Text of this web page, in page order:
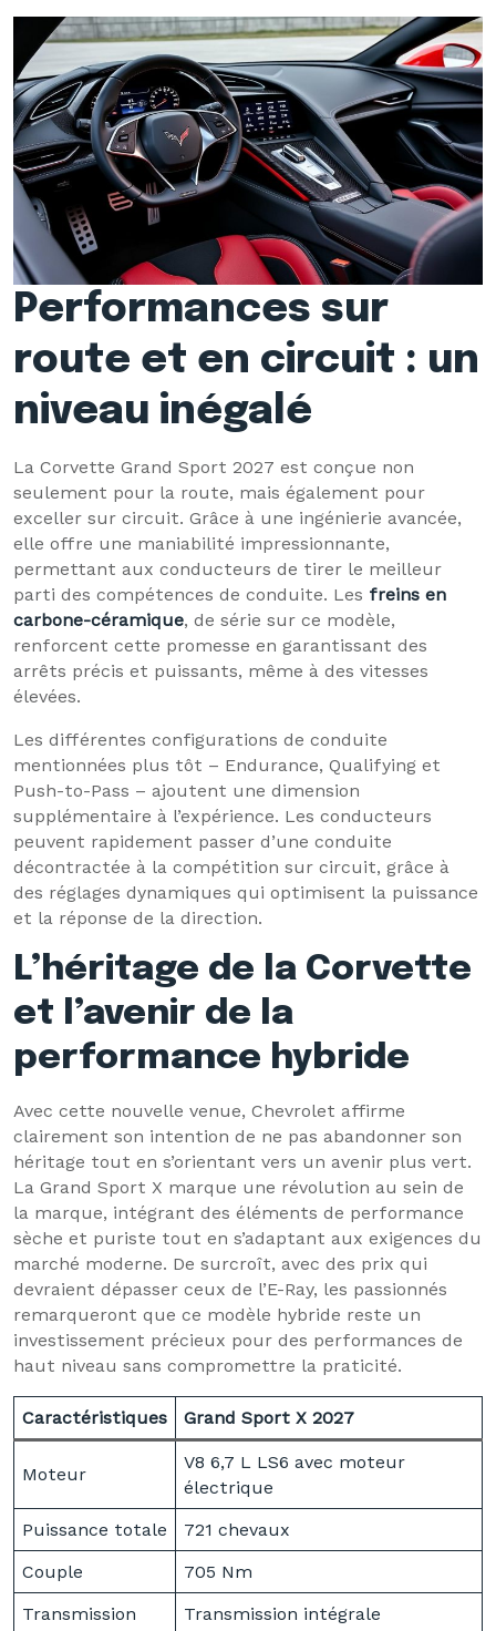
Performances sur
route et en circuit : un
niveau inégalé
La Corvette Grand Sport 2027 est conçue non
seulement pour la route, mais également pour
exceller sur circuit. Grâce à une ingénierie avancée,
elle offre une maniabilité impressionnante,
permettant aux conducteurs de tirer le meilleur
parti des compétences de conduite. Les freins en
carbone-céramique, de série sur ce modèle,
renforcent cette promesse en garantissant des
arrêts précis et puissants, même à des vitesses
élevées.
Les différentes configurations de conduite
mentionnées plus tôt – Endurance, Qualifying et
Push-to-Pass – ajoutent une dimension
supplémentaire à l’expérience. Les conducteurs
peuvent rapidement passer d’une conduite
décontractée à la compétition sur circuit, grâce à
des réglages dynamiques qui optimisent la puissance
et la réponse de la direction.
L’héritage de la Corvette
et l’avenir de la
performance hybride
Avec cette nouvelle venue, Chevrolet affirme
clairement son intention de ne pas abandonner son
héritage tout en s’orientant vers un avenir plus vert.
La Grand Sport X marque une révolution au sein de
la marque, intégrant des éléments de performance
sèche et puriste tout en s’adaptant aux exigences du
marché moderne. De surcroît, avec des prix qui
devraient dépasser ceux de l’E-Ray, les passionnés
remarqueront que ce modèle hybride reste un
investissement précieux pour des performances de
haut niveau sans compromettre la praticité.
Caractéristiques Grand Sport X 2027
Moteur
V8 6,7 L LS6 avec moteur
électrique
Puissance totale
721 chevaux
Couple
705 Nm
Transmission
Transmission intégrale